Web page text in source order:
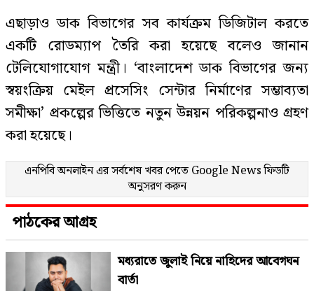
এছাড়াও ডাক বিভাগের সব কার্যক্রম ডিজিটাল করতে
একটি রোডম্যাপ তৈরি করা হয়েছে বলেও জানান
টেলিযোগাযোগ মন্ত্রী। ‘বাংলাদেশ ডাক বিভাগের জন্য
স্বয়ংক্রিয় মেইল প্রসেসিং সেন্টার নির্মাণের সম্ভাব্যতা
সমীক্ষা’ প্রকল্পের ভিত্তিতে নতুন উন্নয়ন পরিকল্পনাও গ্রহণ
করা হয়েছে।
এনপিবি অনলাইন এর সর্বশেষ খবর পেতে Google Newsফিডটি
অনুসরণ করুন
পাঠকের আগ্রহ
মধ্যরাতে জুলাই নিয়ে নাহিদের আবেগঘন
বার্তা